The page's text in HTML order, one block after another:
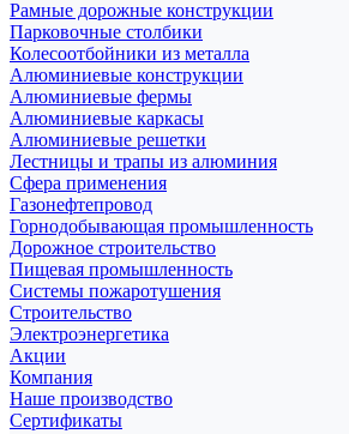
Рамные дорожные конструкции
Парковочные столбики
Колесоотбойники из металла
Алюминиевые конструкции
Алюминиевые фермы
Алюминиевые каркасы
Алюминиевые решетки
Лестницы и трапы из алюминия
Сфера применения
Газонефтепровод
Горнодобывающая промышленность
Дорожное строительство
Пищевая промышленность
Системы пожаротушения
Строительство
Электроэнергетика
Акции
Компания
Наше производство
Сертификаты